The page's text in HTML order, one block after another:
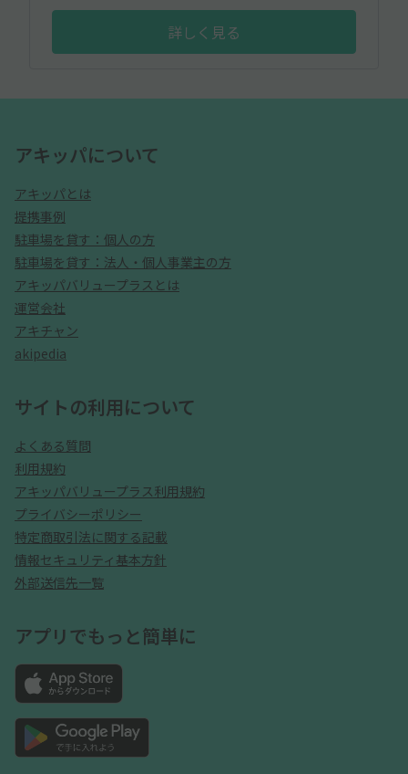
詳しく見る
アキッパについて
アキッパとは
提携事例
駐車場を貸す：個人の方
駐車場を貸す：法人・個人事業主の方
アキッパバリュープラスとは
運営会社
アキチャン
akipedia
サイトの利用について
よくある質問
利用規約
アキッパバリュープラス利用規約
プライバシーポリシー
特定商取引法に関する記載
情報セキュリティ基本方針
外部送信先一覧
アプリでもっと簡単に